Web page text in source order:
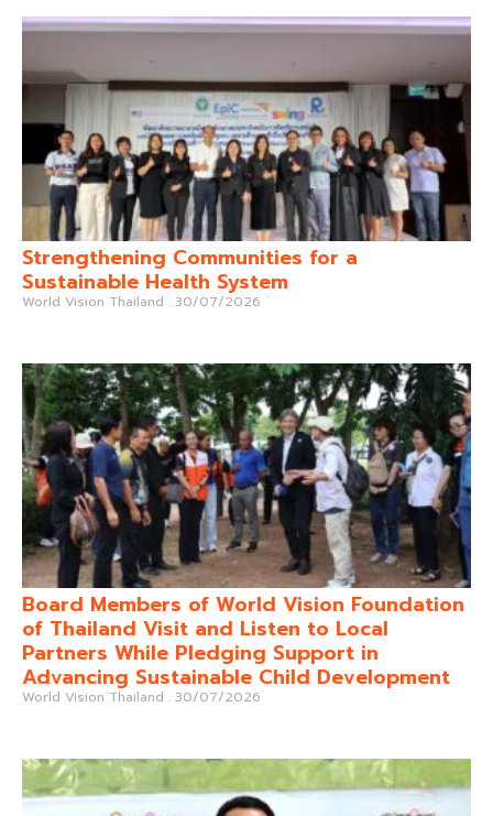
Strengthening Communities for a
Sustainable Health System
World Vision Thailand 30/07/2026
Board Members of World Vision Foundation
of Thailand Visit and Listen to Local
Partners While Pledging Support in
Advancing Sustainable Child Development
World Vision Thailand 30/07/2026